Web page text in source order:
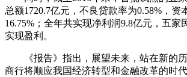
总额1720.7亿元，不良贷款率为0.58%，资
16.75%；全年共实现净利润9.8亿元，五家
实现盈利。
《报告》指出，展望未来，站在新的历
商行将顺应我国经济转型和金融改革的时